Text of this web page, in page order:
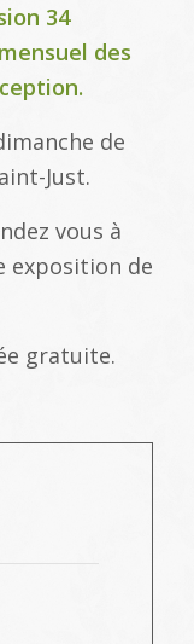
34
des
de
Just.
vous à
exposition de
gratuite.